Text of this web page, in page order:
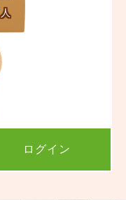
人
ログイン